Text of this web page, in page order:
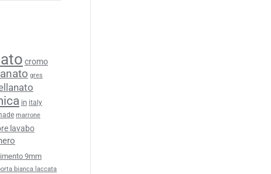
cromo
gres
in italy
marrone
lavabo
9mm
bianca laccata